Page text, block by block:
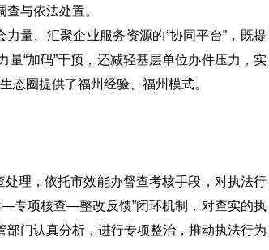
与依法处置。
量、汇聚企业服务资源的“协同平台”，既提
“加码”干预，还减轻基层单位办件压力，实
态圈提供了福州经验、福州模式。
理，依托市效能办督查考核手段，对执法行
专项核查—整改反馈”闭环机制，对查实的执
门认真分析，进行专项整治，推动执法行为